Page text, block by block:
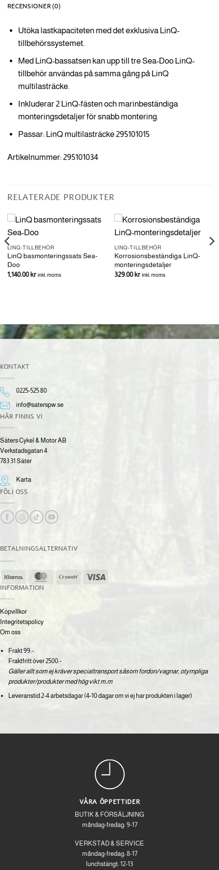
RECENSIONER (0)
Utöka lastkapaciteten med det exklusiva LinQ-
tillbehörssystemet.
Med LinQ-bassatsen kan upp till tre Sea-Doo LinQ-
tillbehör användas på samma gång på LinQ
multilasträcke.
Inkluderar 2 LinQ-fästen och marinbeständiga
monteringsdetaljer för snabb montering.
Passar: LinQ multilasträcke 295101015
Artikelnummer: 295101034
RELATERADE PRODUKTER
LINQ-TILLBEHÖR
LinQ basmonteringssats Sea-
Doo
1,140.00kr inkl. moms
LINQ-TILLBEHÖR
Korrosionsbeständiga LinQ-
monteringsdetaljer
329.00kr inkl. moms
KONTAKT
0225-525 80
info@saterspw.se
HÄR FINNS VI
Säters Cykel & Motor AB
Verkstadsgatan 4
783 31 Säter
Karta
FÖLJ OSS
BETALNINGSALTERNATIV
Klarna MasterCardSwish
INFORMATION
Köpvillkor
Integritetspolicy
Om oss
Frakt 99:-
Fraktfritt över 2500:-
Gäller allt som ej kräver specialtransport såsom fordon/vagnar, otympliga
produkter/produkter med hög vikt m.m
Leveranstid 2-4 arbetsdagar (4-10 dagar om vi ej har produkten i lager)
VÅRA ÖPPETTIDER
BUTIK & FÖRSÄLJNING
måndag-fredag: 9-17
VERKSTAD & SERVICE
måndag-fredag: 8-17
lunchstängt: 12-13